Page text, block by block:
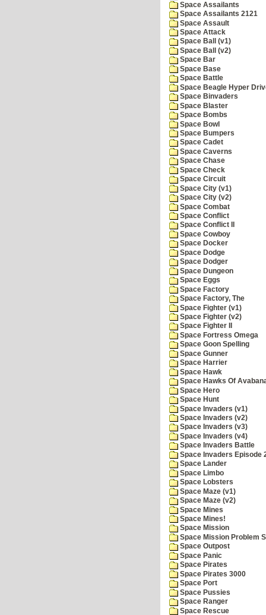
Space Assailants
Space Assailants 2121
Space Assault
Space Attack
Space Ball (v1)
Space Ball (v2)
Space Bar
Space Base
Space Battle
Space Beagle Hyper
Space Binvaders
Space Blaster
Space Bombs
Space Bowl
Space Bumpers
Space Cadet
Space Caverns
Space Chase
Space Check
Space Circuit
Space City (v1)
Space City (v2)
Space Combat
Space Conflict
Space Conflict II
Space Cowboy
Space Docker
Space Dodge
Space Dodger
Space Dungeon
Space Eggs
Space Factory
Space Factory, The
Space Fighter (v1)
Space Fighter (v2)
Space Fighter II
Space Fortress Omega
Space Goon Spelling
Space Gunner
Space Harrier
Space Hawk
Space Hawks Of
Space Hero
Space Hunt
Space Invaders (v1)
Space Invaders (v2)
Space Invaders (v3)
Space Invaders (v4)
Space Invaders Battle
Space Invaders Episode
Space Lander
Space Limbo
Space Lobsters
Space Maze (v1)
Space Maze (v2)
Space Mines
Space Mines!
Space Mission
Space Mission Problem
Space Outpost
Space Panic
Space Pirates
Space Pirates 3000
Space Port
Space Pussies
Space Ranger
Space Rescue